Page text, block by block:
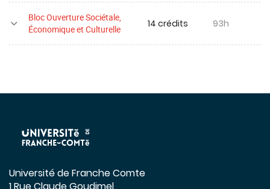
Bloc Ouverture Sociétale,
Économique et Culturelle
14 crédits 93h
Université de Franche Comte
1 Rue Claude Goudimel